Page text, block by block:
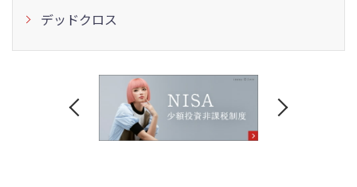
デッドクロス